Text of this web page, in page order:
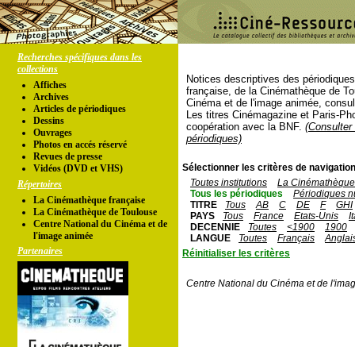
Recherches spécifiques dans les
collections
Affiches
Archives
Articles de périodiques
Dessins
Ouvrages
Photos en accés réservé
Revues de presse
Vidéos (DVD et VHS)
Répertoires
La Cinémathèque française
La Cinémathèque de Toulouse
Centre National du Cinéma et de
l'image animée
Partenaires
Notices descriptives des
française, de la Cinémathèque de
Cinéma et de l'image animée,
Les titres Cinémagazine et Paris-
coopération avec la BNF.
périodiques)
Sélectionner les critères de
Toutes institutions
La
Tous les périodiques
Périodiques
TITRE
Tous AB C DE F
GHI
PAYS
Tous France Etats-Unis
DECENNIE
Toutes <1900
1900
LANGUE
Toutes Français
Réinitialiser les critères
Centre National du Cinéma et de